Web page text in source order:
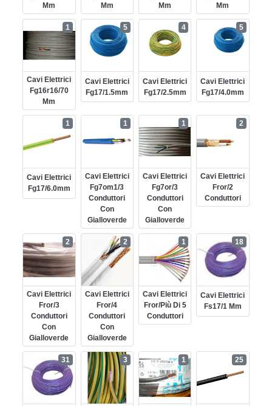
Mm
Mm
Mm
Mm
Cavi Elettrici
Fg16r16/70
Mm
1
Cavi Elettrici
Fg17/1.5mm
5
Cavi Elettrici
Fg17/2.5mm
4
Cavi Elettrici
Fg17/4.0mm
5
Cavi Elettrici
Fg17/6.0mm
1
Cavi Elettrici
Fg7om1/3
Conduttori
Con
Gialloverde
1
Cavi Elettrici
Fg7or/3
Conduttori
Con
Gialloverde
1
Cavi Elettrici
Fror/2
Conduttori
2
Cavi Elettrici
Fror/3
Conduttori
Con
Gialloverde
2
Cavi Elettrici
Fror/4
Conduttori
Con
Gialloverde
2
Cavi Elettrici
Fror/più Di 5
Conduttori
1
Cavi Elettrici
Fs17/1 Mm
18
31 3 1 25